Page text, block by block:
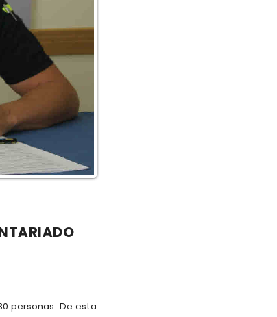
personas. De esta